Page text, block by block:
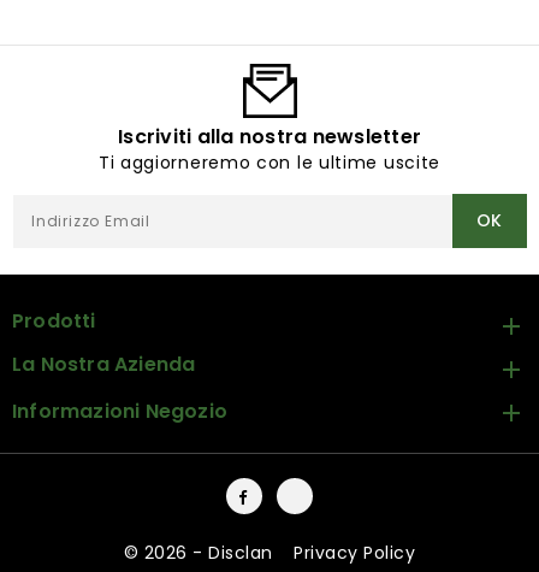
Iscriviti alla nostra newsletter
Ti aggiorneremo con le ultime uscite
Prodotti 
La Nostra Azienda 
Informazioni Negozio 
Facebook
© 2026 - Disclan -Privacy Policy